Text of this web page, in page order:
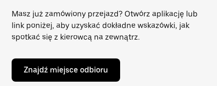
Masz już zamówiony przejazd? Otwórz aplikację lub
link poniżej, aby uzyskać dokładne wskazówki, jak
spotkać się z kierowcą na zewnątrz.
Znajdź miejsce odbioru